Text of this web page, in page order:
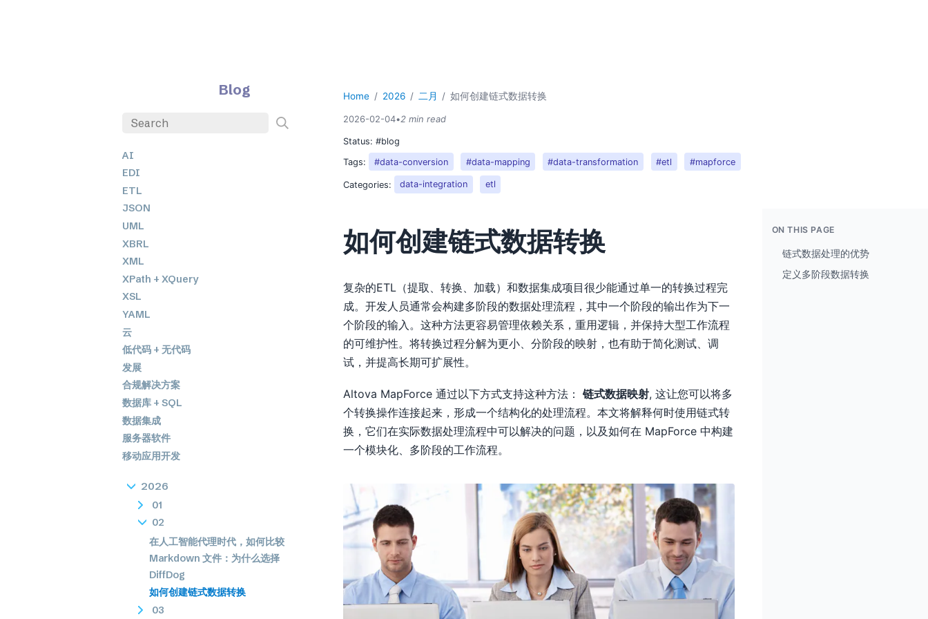
Blog
AI
EDI
ETL
JSON
UML
XBRL
XML
XPath + XQuery
XSL
YAML
云
低代码 + 无代码
发展
合规解决方案
数据库 + SQL
数据集成
服务器软件
移动应用开发
2026
01
02
在人工智能代理时代，如何比较
Markdown 文件：为什么选择
DiffDog
如何创建链式数据转换
03
Home 2026 二月 如何创建链式数据转换
2026-02-04•2 min read
Status:#blog
Tags:
#data-conversion #data-mapping #data-transformation #etl #mapforce
Categories: data-integration etl
如何创建链式数据转换
复杂的ETL（提取、转换、加载）和数据集成项目很少能通过单一的转换过程完
成。开发人员通常会构建多阶段的数据处理流程，其中一个阶段的输出作为下一
个阶段的输入。这种方法更容易管理依赖关系，重用逻辑，并保持大型工作流程
的可维护性。将转换过程分解为更小、分阶段的映射，也有助于简化测试、调
试，并提高长期可扩展性。
Altova MapForce 通过以下方式支持这种方法：链式数据映射, 这让您可以将多
个转换操作连接起来，形成一个结构化的处理流程。本文将解释何时使用链式转
换，它们在实际数据处理流程中可以解决的问题，以及如何在 MapForce 中构建
一个模块化、多阶段的工作流程。
ON THIS PAGE
链式数据处理的优势
定义多阶段数据转换